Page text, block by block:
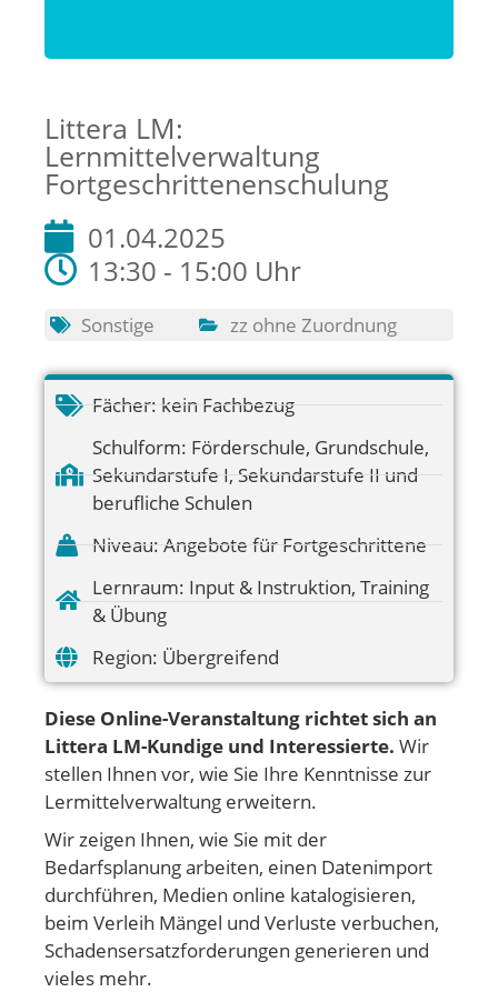
Littera LM:
Lernmittelverwaltung
Fortgeschrittenenschulung
01.04.2025
13:30 - 15:00 Uhr
Sonstige zz ohne Zuordnung
Fächer: kein Fachbezug
Schulform: Förderschule, Grundschule,
Sekundarstufe I, Sekundarstufe II und
berufliche Schulen
Niveau: Angebote für Fortgeschrittene
Lernraum: Input & Instruktion, Training
& Übung
Region: Übergreifend
Diese Online-Veranstaltung richtet sich an
Littera LM-Kundige und Interessierte. Wir
stellen Ihnen vor, wie Sie Ihre Kenntnisse zur
Lermittelverwaltung erweitern.
Wir zeigen Ihnen, wie Sie mit der
Bedarfsplanung arbeiten, einen Datenimport
durchführen, Medien online katalogisieren,
beim Verleih Mängel und Verluste verbuchen,
Schadensersatzforderungen generieren und
vieles mehr.